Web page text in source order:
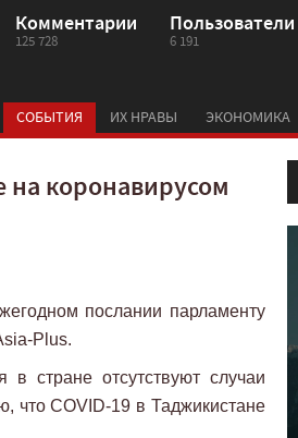
Комментарии
125 728
Пользователи
6 191
СОБЫТИЯ ИХ НРАВЫ ЭКОНОМИКА
на коронавирусом
послании парламенту
Plus.
стране отсутствуют случаи
что COVID-19 в Таджикистане